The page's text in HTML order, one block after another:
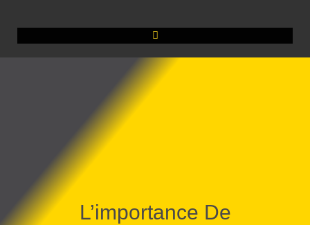
L’importance De